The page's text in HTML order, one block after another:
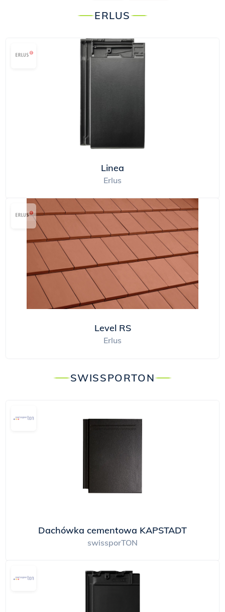
ERLUS
Linea
Erlus
Level RS
Erlus
SWISSPORTON
Dachówka cementowa KAPSTADT
swissporTON